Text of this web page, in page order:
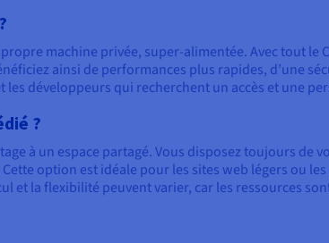
machine privée, super-alimentée. Avec tout le
ainsi de performances plus rapides, d’une
les développeurs qui recherchent un accès et une
?
à un espace partagé. Vous disposez toujours
option est idéale pour les sites web légers ou
et la flexibilité peuvent varier, car les ressources